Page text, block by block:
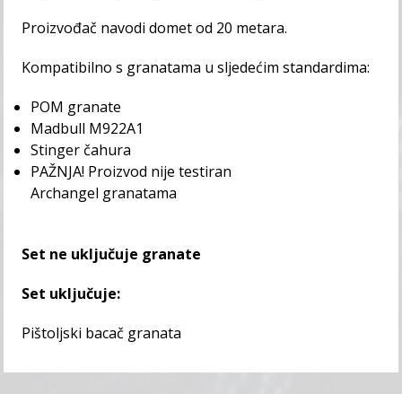
Proizvođač navodi domet od 20 metara.
Kompatibilno s granatama u sljedećim standardima:
POM granate
Madbull M922A1
Stinger čahura
PAŽNJA! Proizvod nije testiran
Archangel granatama
Set ne uključuje granate
Set uključuje:
Pištoljski bacač granata